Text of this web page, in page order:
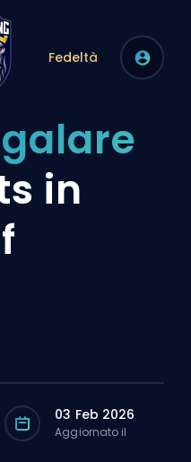
Fedeltà
in
03 Feb 2026
Aggiornato il